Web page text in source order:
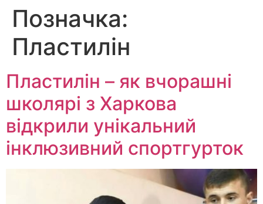
Перейти
вмісту
Позначка:
Пластилін
Пластилін – як вчорашні
школярі з Харкова
відкрили унікальний
інклюзивний спортгурток